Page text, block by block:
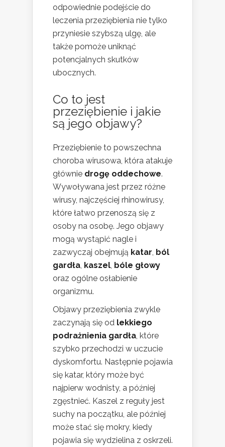
odpowiednie podejście do
leczenia przeziębienia nie tylko
przyniesie szybszą ulgę, ale
także pomoże uniknąć
potencjalnych skutków
ubocznych.
Co to jest
przeziębienie i jakie
są jego objawy?
Przeziębienie to powszechna
choroba wirusowa, która atakuje
głównie drogę oddechowe.
Wywoływana jest przez różne
wirusy, najczęściej rhinowirusy,
które łatwo przenoszą się z
osoby na osobę. Jego objawy
mogą wystąpić nagle i
zazwyczaj obejmują katar, ból
gardła, kaszel, bóle głowy
oraz ogólne osłabienie
organizmu.
Objawy przeziębienia zwykle
zaczynają się od lekkiego
podrażnienia gardła, które
szybko przechodzi w uczucie
dyskomfortu. Następnie pojawia
się katar, który może być
najpierw wodnisty, a później
zgęstnieć. Kaszel z reguły jest
suchy na początku, ale później
może stać się mokry, kiedy
pojawia się wydzielina z oskrzeli.